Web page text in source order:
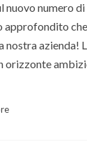
nuovo numero
approfondito
nostra azienda!
orizzonte